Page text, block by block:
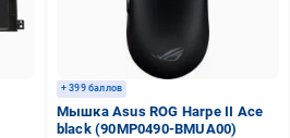
+ 399 баллов
Мышка Asus ROG Harpe II Ace
black (90MP0490-BMUA00)